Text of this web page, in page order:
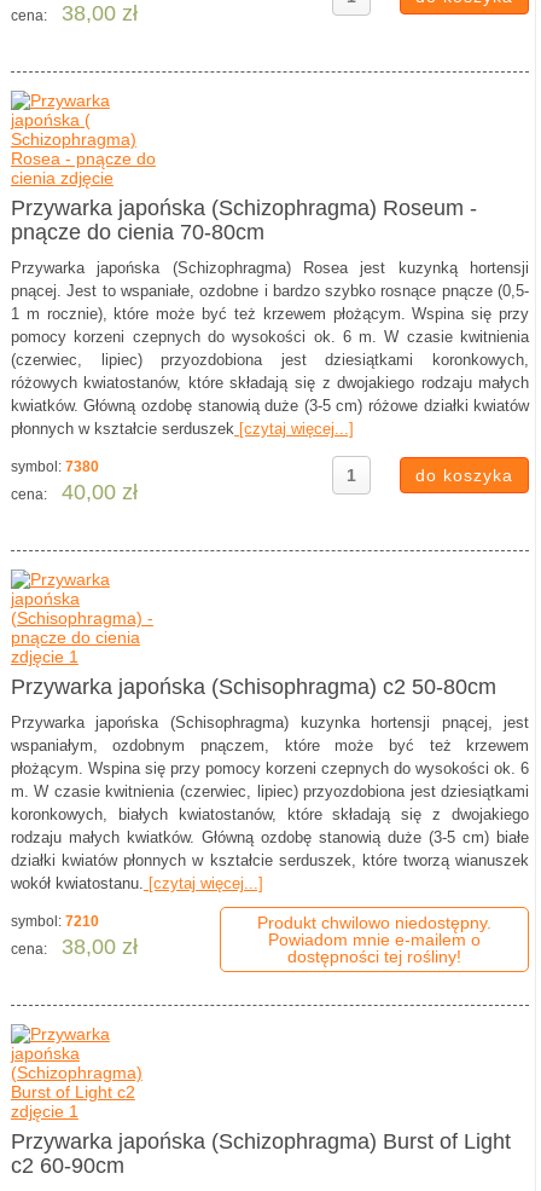
cena:
38,00 zł
Przywarka japońska (Schizophragma) Roseum -
pnącze do cienia 70-80cm
Przywarka japońska (Schizophragma) Rosea jest kuzynką hortensji
pnącej. Jest to wspaniałe, ozdobne i bardzo szybko rosnące pnącze (0,5-
1 m rocznie), które może być też krzewem płożącym. Wspina się przy
pomocy korzeni czepnych do wysokości ok. 6 m. W czasie kwitnienia
(czerwiec, lipiec) przyozdobiona jest dziesiątkami koronkowych,
różowych kwiatostanów, które składają się z dwojakiego rodzaju małych
kwiatków. Główną ozdobę stanowią duże (3-5 cm) różowe działki kwiatów
płonnych w kształcie serduszek[czytaj więcej...]
symbol: 7380
cena:
40,00 zł
Przywarka japońska (Schisophragma) c2 50-80cm
Przywarka japońska (Schisophragma) kuzynka hortensji pnącej, jest
wspaniałym, ozdobnym pnączem, które może być też krzewem
płożącym. Wspina się przy pomocy korzeni czepnych do wysokości ok. 6
m. W czasie kwitnienia (czerwiec, lipiec) przyozdobiona jest dziesiątkami
koronkowych, białych kwiatostanów, które składają się z dwojakiego
rodzaju małych kwiatków. Główną ozdobę stanowią duże (3-5 cm) białe
działki kwiatów płonnych w kształcie serduszek, które tworzą wianuszek
wokół kwiatostanu. [czytaj więcej...]
symbol: 7210
cena:
38,00 zł
Produkt chwilowo niedostępny.
Powiadom mnie e-mailem o
dostępności tej rośliny!
Przywarka japońska (Schizophragma) Burst of Light
c2 60-90cm